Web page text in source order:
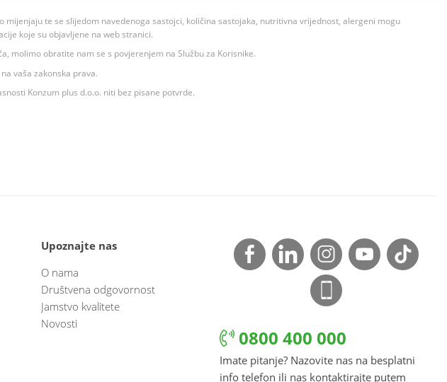
te se slijedom navedenoga sastojci, količina sastojaka, nutritivna vrijednost, alergeni mogu
koje su objavljene na web stranici.
molimo obratite nam se s povjerenjem na Službu za Korisnike.
vaša zakonska prava.
Konzum plus d.o.o. niti bez pisane potvrde.
Upoznajte nas
O nama
Društvena odgovornost
Jamstvo kvalitete
Novosti
0800 400 000
Imate pitanje? Nazovite nas na besplatni
info telefon ili nas kontaktirajte putem